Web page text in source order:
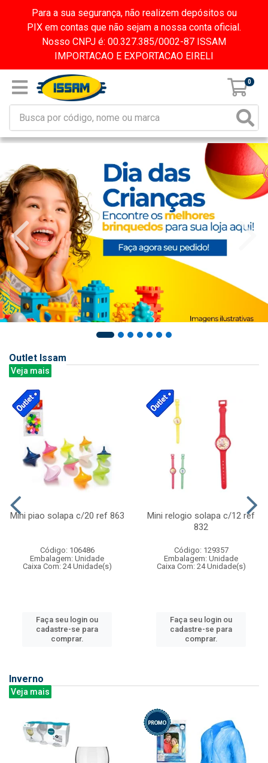
Para a sua segurança, não realizem depósitos ou
PIX em contas que não sejam a nossa conta oficial.
Nosso CNPJ é: 00.327.385/0002-87 ISSAM
IMPORTACAO E EXPORTACAO EIRELI
0
Outlet Issam
Veja mais
Mini piao solapa c/20 ref 863
Código: 106486
Embalagem: Unidade
Caixa Com: 24 Unidade(s)
Faça seu login ou
cadastre-se para
comprar.
Mini relogio solapa c/12 ref
832
Código: 129357
Embalagem: Unidade
Caixa Com: 24 Unidade(s)
Faça seu login ou
cadastre-se para
comprar.
Inverno
Veja mais